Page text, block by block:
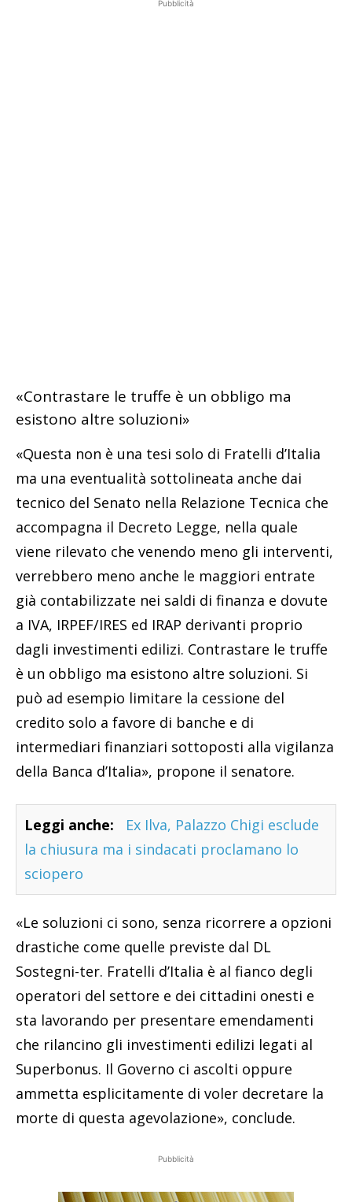
Pubblicità
«Contrastare le truffe è un obbligo ma
esistono altre soluzioni»
«Questa non è una tesi solo di Fratelli d’Italia
ma una eventualità sottolineata anche dai
tecnico del Senato nella Relazione Tecnica che
accompagna il Decreto Legge, nella quale
viene rilevato che venendo meno gli interventi,
verrebbero meno anche le maggiori entrate
già contabilizzate nei saldi di finanza e dovute
a IVA, IRPEF/IRES ed IRAP derivanti proprio
dagli investimenti edilizi. Contrastare le truffe
è un obbligo ma esistono altre soluzioni. Si
può ad esempio limitare la cessione del
credito solo a favore di banche e di
intermediari finanziari sottoposti alla vigilanza
della Banca d’Italia», propone il senatore.
Leggi anche:
Ex Ilva, Palazzo Chigi esclude
la chiusura ma i sindacati proclamano lo
sciopero
«Le soluzioni ci sono, senza ricorrere a opzioni
drastiche come quelle previste dal DL
Sostegni-ter. Fratelli d’Italia è al fianco degli
operatori del settore e dei cittadini onesti e
sta lavorando per presentare emendamenti
che rilancino gli investimenti edilizi legati al
Superbonus. Il Governo ci ascolti oppure
ammetta esplicitamente di voler decretare la
morte di questa agevolazione», conclude.
Pubblicità